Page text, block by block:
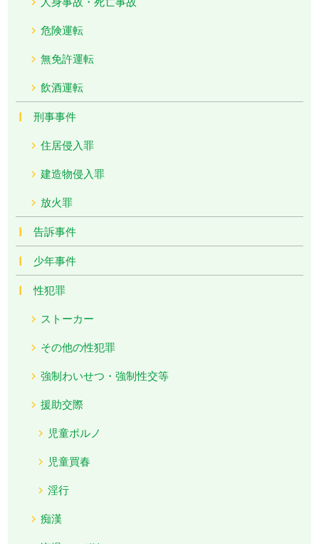
危険運転
無免許運転
飲酒運転
刑事事件
住居侵入罪
建造物侵入罪
放火罪
告訴事件
少年事件
性犯罪
ストーカー
その他の性犯罪
強制わいせつ・強制性交等
援助交際
児童ポルノ
児童買春
淫行
痴漢